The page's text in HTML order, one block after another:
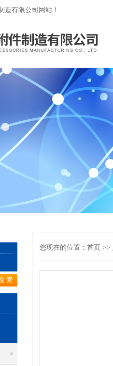
造有限公司网站！
您现在的位置： 首页 >>